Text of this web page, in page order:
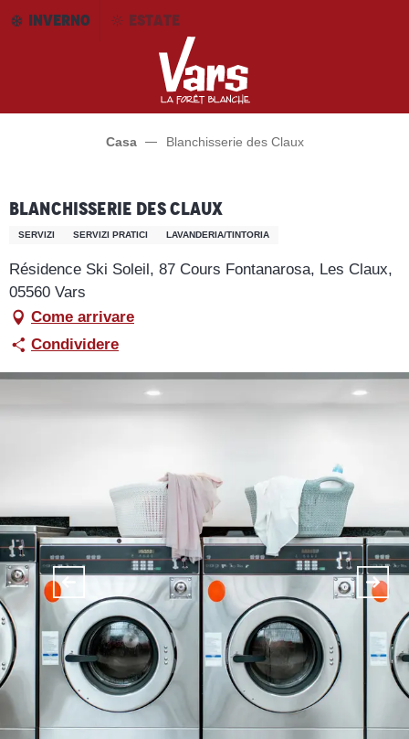
AllerINVERNO ESTATE
Casa Blanchisserie des Claux
Blanchisserie des Claux
SERVIZI SERVIZI PRATICI LAVANDERIA/TINTORIA
Résidence Ski Soleil, 87 Cours Fontanarosa, Les Claux,
05560 Vars
Come arrivare
Condividere